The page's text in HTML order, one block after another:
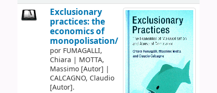
Exclusionary
practices: the
economics of
monopolisation/
por FUMAGALLI,
Chiara | MOTTA,
Massimo[Autor] |
CALCAGNO, Claudio
[Autor].